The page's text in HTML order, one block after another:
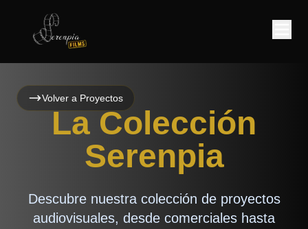
Volver a Proyectos
La Colección
Serenpia
Descubre nuestra colección de proyectos
audiovisuales, desde comerciales hasta